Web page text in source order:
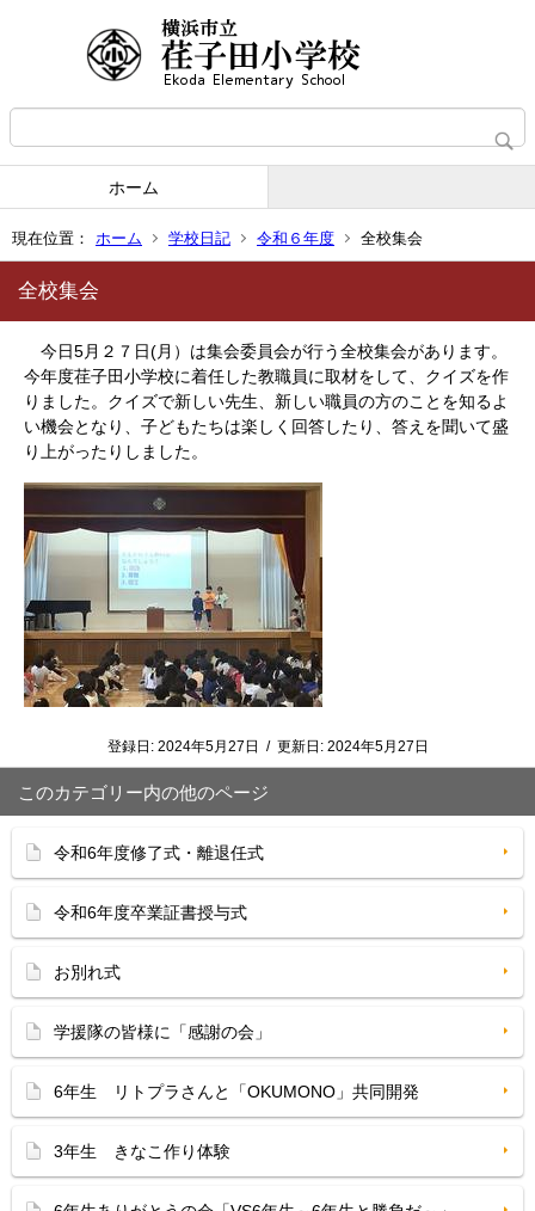
ホーム
現在位置： ホーム 学校日記 令和６年度 全校集会
全校集会
今日5月２７日(月）は集会委員会が行う全校集会があります。
今年度荏子田小学校に着任した教職員に取材をして、クイズを作
りました。クイズで新しい先生、新しい職員の方のことを知るよ
い機会となり、子どもたちは楽しく回答したり、答えを聞いて盛
り上がったりしました。
登録日: 2024年5月27日 / 更新日: 2024年5月27日
このカテゴリー内の他のページ
令和6年度修了式・離退任式
令和6年度卒業証書授与式
お別れ式
学援隊の皆様に「感謝の会」
6年生 リトプラさんと「OKUMONO」共同開発
3年生 きなこ作り体験